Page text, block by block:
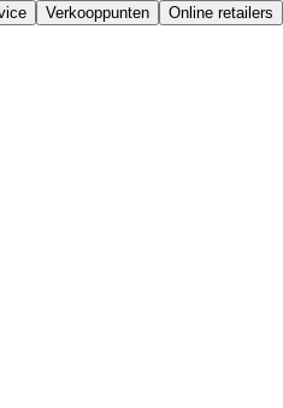
Verkooppunten Online retailers